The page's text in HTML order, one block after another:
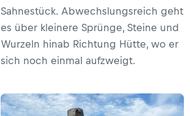
Sahnestück. Abwechslungsreich geht
es über kleinere Sprünge, Steine und
Wurzeln hinab Richtung Hütte, wo er
sich noch einmal aufzweigt.